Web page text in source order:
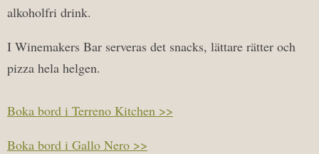
alkoholfri drink.
I Winemakers Bar serveras det snacks, lättare rätter och
pizza hela helgen.
Boka bord i Terreno Kitchen >>
Boka bord i Gallo Nero >>